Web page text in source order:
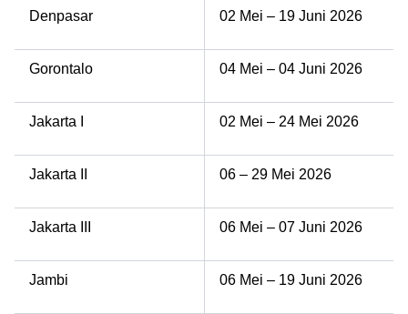
Denpasar 02 Mei – 19 Juni 2026
Gorontalo 04 Mei – 04 Juni 2026
Jakarta I 02 Mei – 24 Mei 2026
Jakarta II 06 – 29 Mei 2026
Jakarta III 06 Mei – 07 Juni 2026
Jambi 06 Mei – 19 Juni 2026